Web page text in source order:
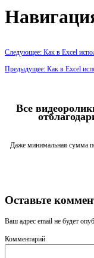
Следующее: Как в Excel
Предыдущее: Как в Excel
Все
Даже минимальная сумма
Оставьте
Ваш адрес email не будет